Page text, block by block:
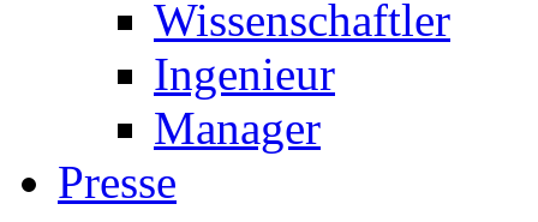
Wissenschaftler
Ingenieur
Manager
Presse